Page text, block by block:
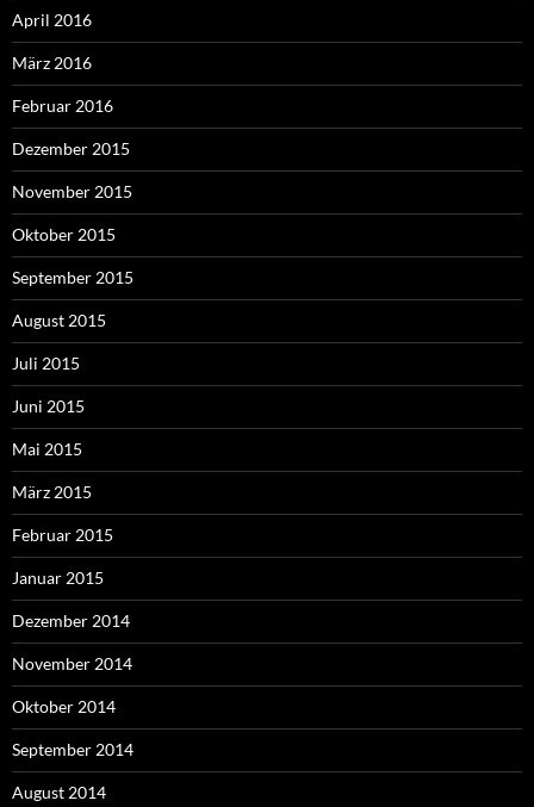
April 2016
März 2016
Februar 2016
Dezember 2015
November 2015
Oktober 2015
September 2015
August 2015
Juli 2015
Juni 2015
Mai 2015
März 2015
Februar 2015
Januar 2015
Dezember 2014
November 2014
Oktober 2014
September 2014
August 2014